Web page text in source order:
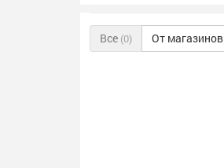
Все (0) От магазинов